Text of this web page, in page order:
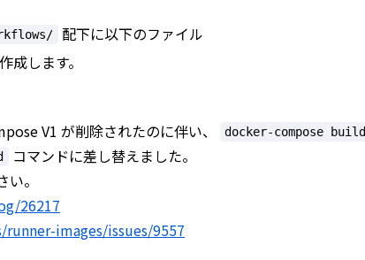
配下に以下のファイル
成します。
V1 が削除されたのに伴い、
docker-compose build
コマンドに差し替えました。
。
26217
images/issues/9557